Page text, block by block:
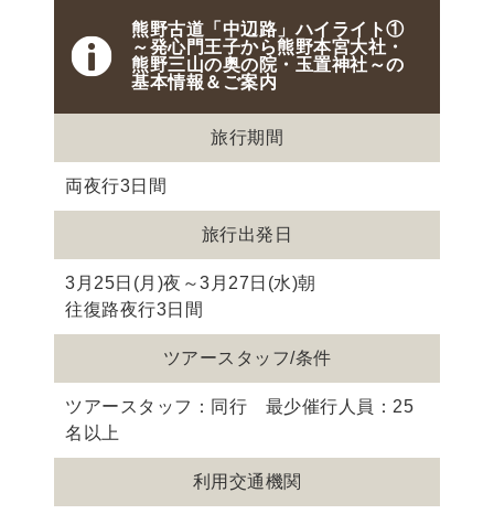
熊野古道「中辺路」ハイライト①
～発心門王子から熊野本宮大社・
熊野三山の奥の院・玉置神社～の
基本情報＆ご案内
旅行期間
両夜行3日間
旅行出発日
3月25日(月)夜～3月27日(水)朝
往復路夜行3日間
ツアースタッフ/条件
ツアースタッフ：同行 最少催行人員：25
名以上
利用交通機関